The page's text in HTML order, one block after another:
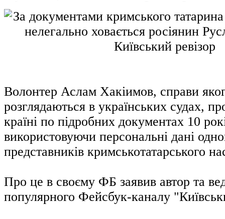
Волонтер Аслам Хакіимов, справи
розглядаються в українських судах,
країні по підробних документах 10
використовуючи персональні дані
представників кримськотатарського
Про це в своєму ФБ заявив автор та
популярного Фейсбук-каналу